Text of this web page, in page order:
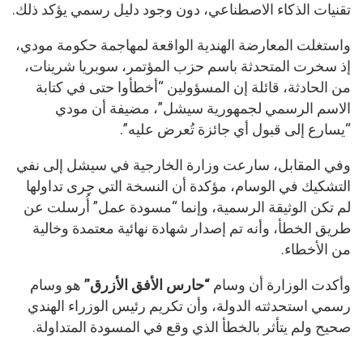
تقنيات الذكاء الاصطناعي، دون وجود دليل رسمي يؤكد ذلك.
واستغلت المعارضة الهندية الواقعة لمهاجمة حكومة مودي،
إذ سخرت المتحدثة باسم حزب المؤتمر، سوبريا شرينات،
من الحادثة، قائلة إن المسؤولين “أخطأوا حتى في كتابة
الاسم الرسمي لجمهورية سيشل”، مضيفة أن مودي
“يسارع إلى قبول أي جائزة تُعرض عليه”.
وفي المقابل، سارعت وزارة الخارجية في سيشل إلى نفي
التشكيك في الوسام، مؤكدة أن النسخة التي جرى تداولها
لم تكن الوثيقة الرسمية، وإنما “مسودة عمل” أُرسلت عن
طريق الخطأ، وأنه تم إصدار شهادة نهائية معتمدة وخالية
من الأخطاء.
وأكدت الوزارة أن وسام “حارس الأفق الأزرق” هو وسام
رسمي استحدثته الدولة، وأن تكريم رئيس الوزراء الهندي
صحيح ولم يتأثر بالخطأ الذي وقع في المسودة المتداولة.